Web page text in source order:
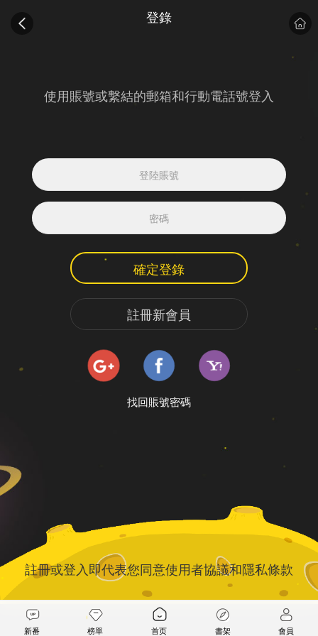
登錄
使用賬號或繫結的郵箱和行動電話號登入
確定登錄
註冊新會員
找回賬號密碼
註冊或登入即代表您同意使用者協議和隱私條款
新番 榜單 首页 書架 會員